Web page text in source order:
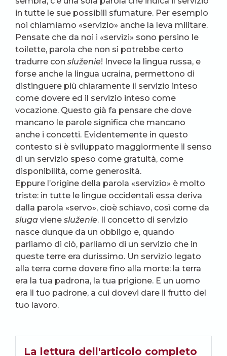
in tutte le sue possibili sfumature. Per esempio
noi chiamiamo «servizio» anche la leva militare.
Pensate che da noi i «servizi» sono persino le
toilette, parola che non si potrebbe certo
tradurre con služenie! Invece la lingua russa, e
forse anche la lingua ucraina, permettono di
distinguere più chiaramente il servizio inteso
come dovere ed il servizio inteso come
vocazione. Questo già fa pensare che dove
mancano le parole significa che mancano
anche i concetti. Evidentemente in questo
contesto si è sviluppato maggiormente il senso
di un servizio speso come gratuità, come
disponibilità, come generosità.
Eppure l’origine della parola «servizio» è molto
triste: in tutte le lingue occidentali essa deriva
dalla parola «servo», cioè schiavo, così come da
sluga viene služenie. Il concetto di servizio
nasce dunque da un obbligo e, quando
parliamo di ciò, parliamo di un servizio che in
queste terre era durissimo. Un servizio legato
alla terra come dovere fino alla morte: la terra
era la tua padrona, la tua prigione. E un uomo
era il tuo padrone, a cui dovevi dare il frutto del
tuo lavoro.
La lettura dell'articolo completo